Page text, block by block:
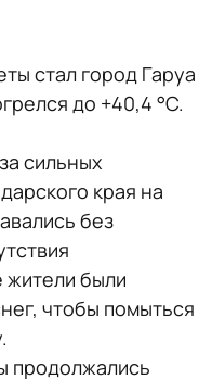
стал город Гаруа
до +40,4 °C.
сильных
края на
без
были
чтобы помыться
продолжались